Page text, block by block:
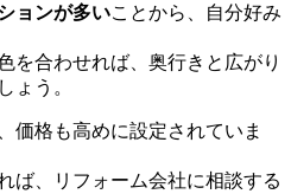
ョンが多いことから、自分好み
を合わせれば、奥行きと広がり
ょう。
価格も高めに設定されていま
ば、リフォーム会社に相談する